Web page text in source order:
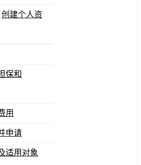
创建个人资
保和
用
申请
适用对象